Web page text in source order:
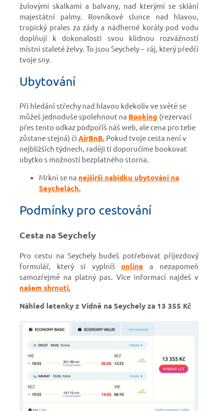
žulovými skalkami a balvany, nad kterými se sklání
majestátní palmy. Rovníkové slunce nad hlavou,
tropický prales za zády a nádherné korály pod vodu
doplňují k dokonalosti svou klidnou rozvážností
místní staleté želvy. To jsou Seychely – ráj, který předčí
tvoje sny.
Ubytování
Při hledání střechy nad hlavou kdekoliv ve světě se
můžeš jednoduše spolehnout na Booking (rezervací
přes tento odkaz podpoříš náš web, ale cena pro tebe
zůstane stejná) či AirBnB. Pokud tvoje cesta není v
nejbližších týdnech, raději ti doporučíme bookovat
ubytko s možností bezplatného storna.
Mrkni se na nejširší nabídku ubytování na
Seychelách.
Podmínky pro cestování
Cesta na Seychely
Pro cestu na Seychely budeš potřebovat příjezdový
formulář, který si vyplníšonline a nezapomeň
samozřejmě na platný pas. Více informací najdeš v
našem shrnutí.
Náhled letenky z Vídně na Seychely za 13 355 Kč